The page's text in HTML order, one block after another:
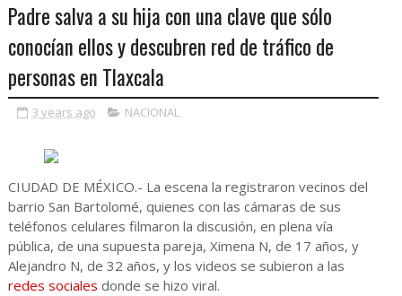
Padre salva a su hija con una clave que sólo
conocían ellos y descubren red de tráfico de
personas en Tlaxcala
3 years ago NACIONAL
CIUDAD DE MÉXICO.- La escena la registraron vecinos del
barrio San Bartolomé, quienes con las cámaras de sus
teléfonos celulares filmaron la discusión, en plena vía
pública, de una supuesta pareja, Ximena N, de 17 años, y
Alejandro N, de 32 años, y los videos se subieron a las
redes sociales donde se hizo viral.